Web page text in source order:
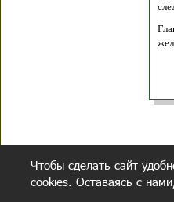
Чтобы сделать сайт
cookies. Оставаясь с